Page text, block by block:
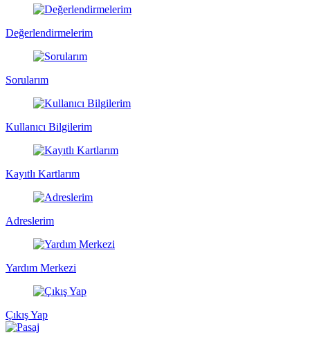
Değerlendirmelerim
Sorularım
Kullanıcı Bilgilerim
Kayıtlı Kartlarım
Adreslerim
Yardım Merkezi
Çıkış Yap